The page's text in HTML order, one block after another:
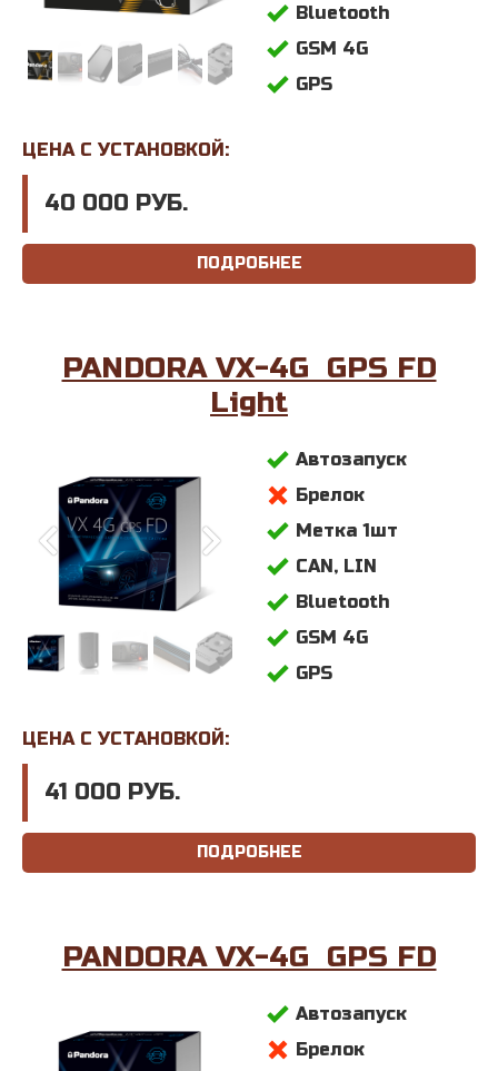
Bluetooth
GSM 4G
GPS
ЦЕНА С УСТАНОВКОЙ:
40 000 РУБ.
ПОДРОБНЕЕ
PANDORA VX-4G GPS FD
Light
Автозапуск
Брелок
Метка 1шт
CAN, LIN
Bluetooth
GSM 4G
GPS
ЦЕНА С УСТАНОВКОЙ:
41 000 РУБ.
ПОДРОБНЕЕ
PANDORA VX-4G GPS FD
Автозапуск
Брелок